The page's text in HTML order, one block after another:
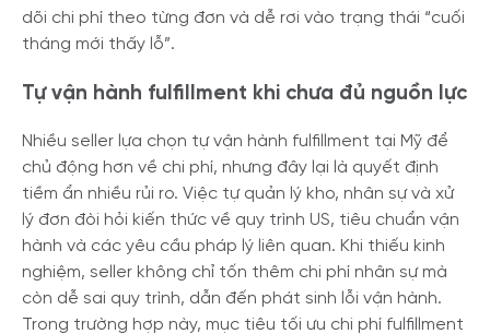
dõi chi phí theo từng đơn và dễ rơi vào trạng thái “cuối
tháng mới thấy lỗ”.
Tự vận hành fulfillment khi chưa đủ nguồn lực
Nhiều seller lựa chọn tự vận hành fulfillment tại Mỹ để
chủ động hơn về chi phí, nhưng đây lại là quyết định
tiềm ẩn nhiều rủi ro. Việc tự quản lý kho, nhân sự và xử
lý đơn đòi hỏi kiến thức về quy trình US, tiêu chuẩn vận
hành và các yêu cầu pháp lý liên quan. Khi thiếu kinh
nghiệm, seller không chỉ tốn thêm chi phí nhân sự mà
còn dễ sai quy trình, dẫn đến phát sinh lỗi vận hành.
Trong trường hợp này, mục tiêu tối ưu chi phí fulfillment